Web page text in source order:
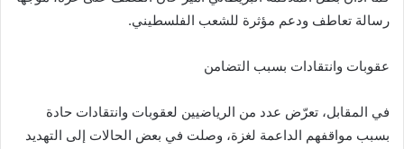
رسالة تعاطف ودعم مؤثرة للشعب الفلسطيني.
عقوبات وانتقادات بسبب التضامن
في المقابل، تعرّض عدد من الرياضيين لعقوبات وانتقادات حادة
بسبب مواقفهم الداعمة لغزة، وصلت في بعض الحالات إلى التهديد